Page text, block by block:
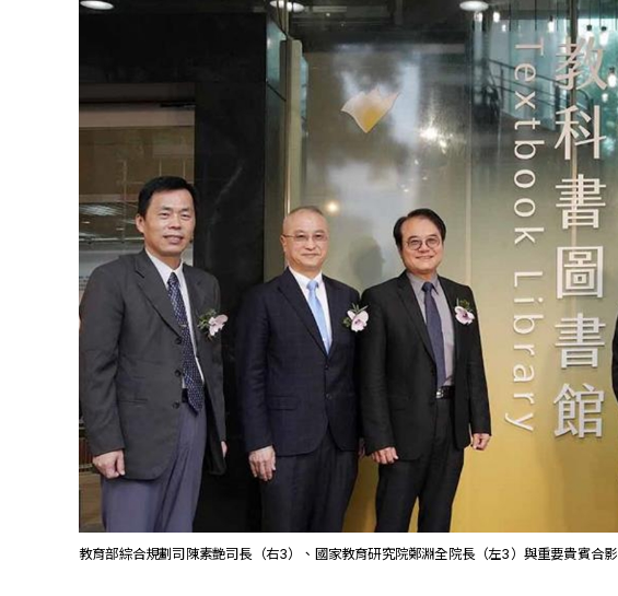
教育部綜合規劃司陳素艶司長（右3）、國家教育研究院鄭淵全院長（左3）與重要貴賓合影